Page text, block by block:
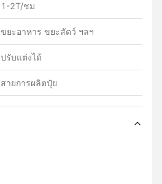
1-2T/ชม
ขยะอาหาร ขยะสัตว์ ฯลฯ
ปรับแต่งได้
สายการผลิตปุ๋ย